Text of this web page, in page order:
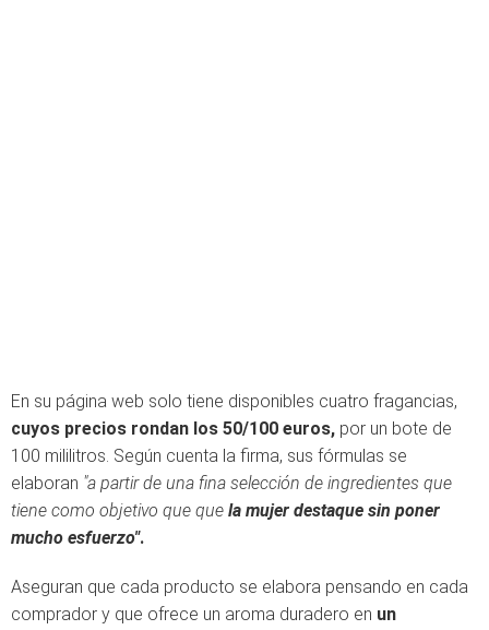
En su página web solo tiene disponibles cuatro fragancias,
cuyos precios rondan los 50/100 euros, por un bote de
100 mililitros. Según cuenta la firma, sus fórmulas se
elaboran "a partir de una fina selección de ingredientes que
tiene como objetivo que que la mujer destaque sin poner
mucho esfuerzo".
Aseguran que cada producto se elabora pensando en cada
comprador y que ofrece un aroma duradero en un